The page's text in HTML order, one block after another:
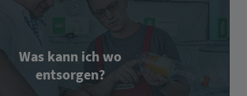
Was kann ich wo
entsorgen?